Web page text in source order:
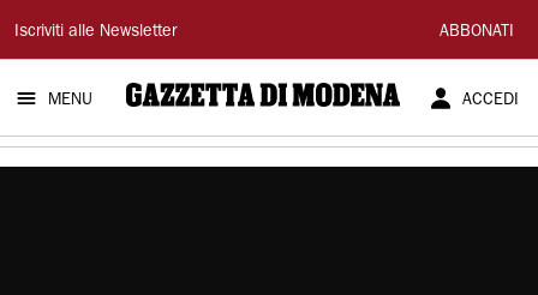
Gazzetta
di
Modena
Iscriviti alle Newsletter ABBONATI
MENU ACCEDI